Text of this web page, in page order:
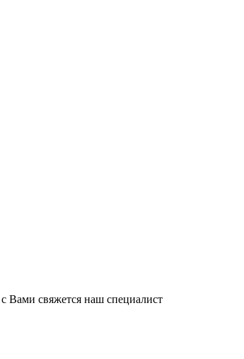
Вами свяжется наш специалист